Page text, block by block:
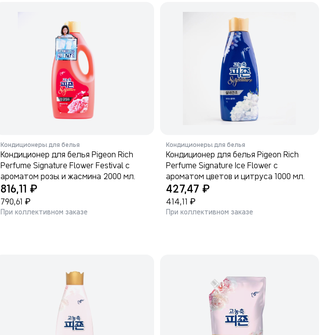
Кондиционеры для белья
Кондиционер для белья Pigeon Rich
Perfume Signature Flower Festival с
ароматом розы и жасмина 2000 мл.
816,11₽
790,61₽
При коллективном заказе
Кондиционеры для белья
Кондиционер для белья Pigeon Rich
Perfume Signature Ice Flower с
ароматом цветов и цитруса 1000 мл.
427,47 ₽
414,11 ₽
При коллективном заказе